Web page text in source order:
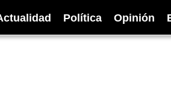
Política Opinión